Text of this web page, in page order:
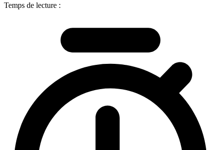
Temps de lecture :